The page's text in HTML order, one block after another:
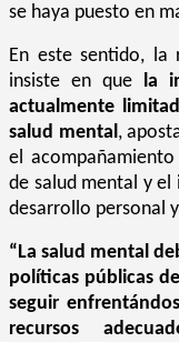
se haya puesto en
En este sentido, la
insiste en que la
actualmente
salud mental,
el
de salud mental y
desarrollo personal
“La salud mental
políticas públicas
seguir
recursos